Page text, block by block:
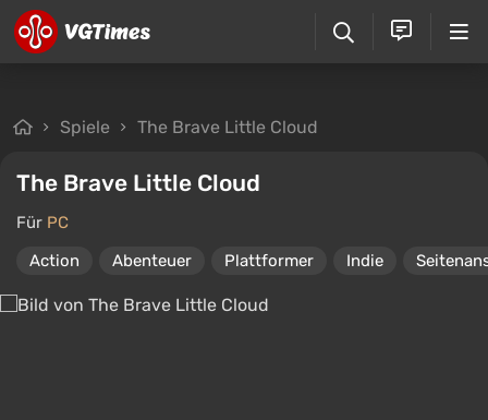
Spiele The Brave Little Cloud
The Brave Little Cloud
Für PC
Action
Abenteuer Plattformer Indie